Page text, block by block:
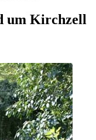
um Kirchzell